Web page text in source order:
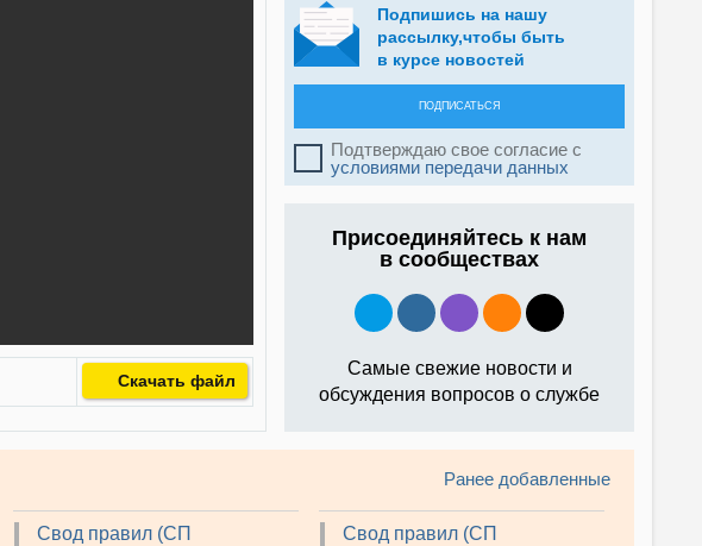
Скачать файл
Подпишись на нашу
рассылку,чтобы быть
в курсе новостей
ПОДПИСАТЬСЯ
Подтверждаю свое согласие с
условиями передачи данных
Присоединяйтесь к нам
в сообществах
Самые свежие новости и
обсуждения вопросов о службе
Свод правил (СП
Свод правил (СП
Ранее добавленные